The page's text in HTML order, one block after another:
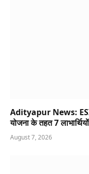
Adityapur News:
योजना के तहत 7
August 7, 2026